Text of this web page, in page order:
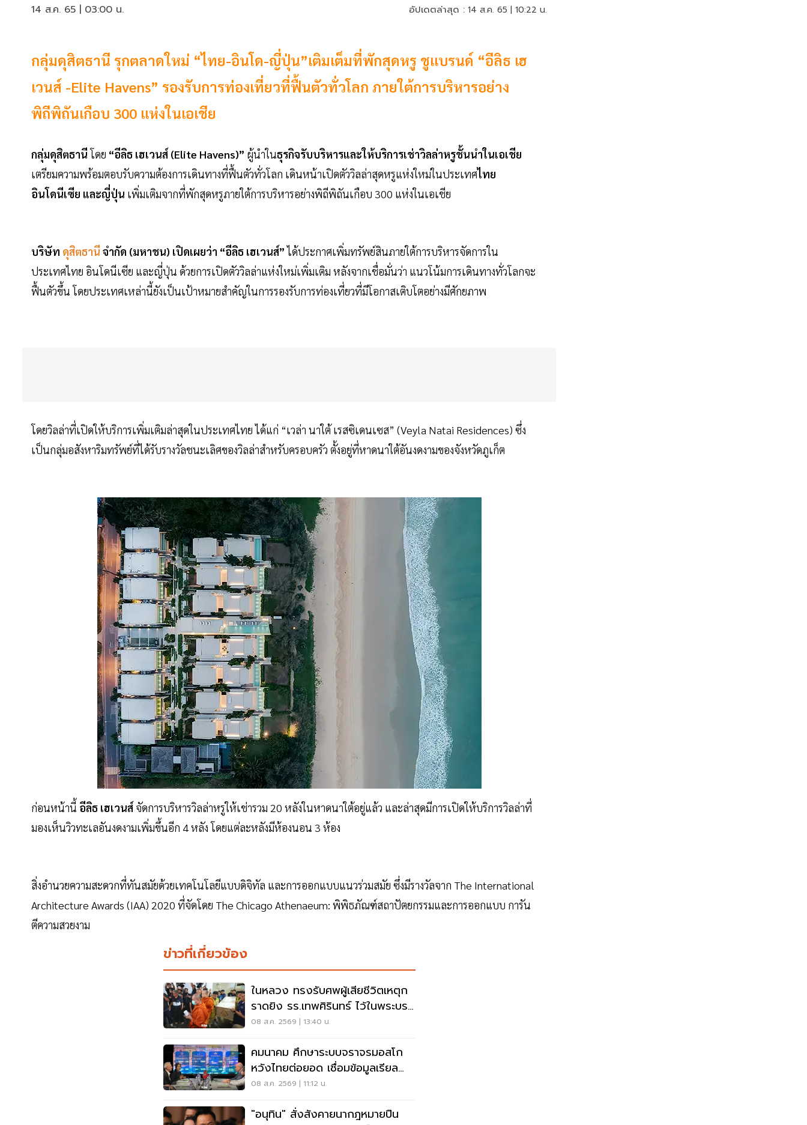
14 ส.ค. 65 | 03:00 น. อัปเดตล่าสุด : 14 ส.ค. 65 | 10:22 น.
กลุ่มดุสิตธานี รุกตลาดใหม่ “ไทย-อินโด-ญี่ปุ่น”เติมเต็มที่พักสุดหรู ชูแบรนด์ “อีลิธ เฮ
เวนส์ -Elite Havens” รองรับการท่องเที่ยวที่ฟื้นตัวทั่วโลก ภายใต้การบริหารอย่าง
พิถีพิถันเกือบ 300 แห่งในเอเชีย
กลุ่มดุสิตธานีโดย “อีลิธ เฮเวนส์ (Elite Havens)” ผู้นำในธุรกิจรับบริหารและให้บริการเช่าวิลล่าหรูชั้นนำในเอเชีย
เตรียมความพร้อมตอบรับความต้องการเดินทางที่ฟื้นตัวทั่วโลก เดินหน้าเปิดตัววิลล่าสุดหรูแห่งใหม่ในประเทศไทย
อินโดนีเซีย และญี่ปุ่น เพิ่มเติมจากที่พักสุดหรูภายใต้การบริหารอย่างพิถีพิถันเกือบ 300 แห่งในเอเชีย
บริษัท ดุสิตธานี จำกัด (มหาชน) เปิดเผยว่า “อีลิธ เฮเวนส์”ได้ประกาศเพิ่มทรัพย์สินภายใต้การบริหารจัดการใน
ประเทศไทย อินโดนีเซีย และญี่ปุ่น ด้วยการเปิดตัววิลล่าแห่งใหม่เพิ่มเติม หลังจากเชื่อมั่นว่า แนวโน้มการเดินทางทั่วโลกจะ
ฟื้นตัวขึ้น โดยประเทศเหล่านี้ยังเป็นเป้าหมายสำคัญในการรองรับการท่องเที่ยวที่มีโอกาสเติบโตอย่างมีศักยภาพ
โดยวิลล่าที่เปิดให้บริการเพิ่มเติมล่าสุดในประเทศไทย ได้แก่ “เวล่า นาใต้ เรสซิเดนเซส” (Veyla Natai Residences) ซึ่ง
เป็นกลุ่มอสังหาริมทรัพย์ที่ได้รับรางวัลชนะเลิศของวิลล่าสำหรับครอบครัว ตั้งอยู่ที่หาดนาใต้อันงดงามของจังหวัดภูเก็ต
ก่อนหน้านี้ อีลิธ เฮเวนส์ จัดการบริหารวิลล่าหรูให้เช่ารวม 20 หลังในหาดนาใต้อยู่แล้ว และล่าสุดมีการเปิดให้บริการวิลล่าที่
มองเห็นวิวทะเลอันงดงามเพิ่มขึ้นอีก 4 หลัง โดยแต่ละหลังมีห้องนอน 3 ห้อง
สิ่งอำนวยความสะดวกที่ทันสมัยด้วยเทคโนโลยีแบบดิจิทัล และการออกแบบแนวร่วมสมัย ซึ่งมีรางวัลจาก The International
Architecture Awards (IAA) 2020 ที่จัดโดย The Chicago Athenaeum: พิพิธภัณฑ์สถาปัตยกรรมและการออกแบบ การัน
ตีความสวยงาม
ข่าวที่เกี่ยวข้อง
ในหลวง ทรงรับศพผู้เสียชีวิตเหตุก
ราดยิง รร.เทพศิรินทร์ ไว้ในพระบรม
ราชานุเคราะห์
08 ส.ค. 2569 | 13:40 น.
คมนาคม ศึกษาระบบจราจรมอสโก
หวังไทยต่อยอด เชื่อมข้อมูลเรียล
ไทม์ แก้รถติด
08 ส.ค. 2569 | 11:12 น.
"อนุทิน" สั่งสังคายนากฎหมายปืน